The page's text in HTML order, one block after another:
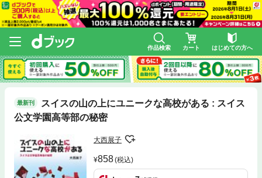
作品検索 カート はじめての方へ
最新刊
スイスの山の上にユニークな高校がある : スイス
公文学園高等部の秘密
大西展子
858(税込)